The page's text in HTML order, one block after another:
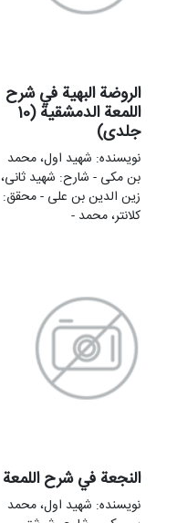
الروضة البهیة في شرح
اللمعة الدمشقیة (10
جلدی)
نویسنده: شهید اول، محمد
بن مکی - شارح: شهید ثانی،
زین‌ الدین بن علی - محقق:
کلانتر، محمد -
النجعة في شرح اللمعة
نویسنده: شهید اول، محمد